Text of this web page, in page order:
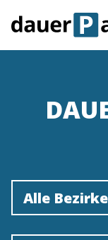
Alle Bezirke